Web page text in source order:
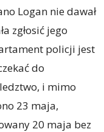
Logan nie dawał
zgłosić jego
policji jest
do
i mimo
23 maja,
20 maja bez